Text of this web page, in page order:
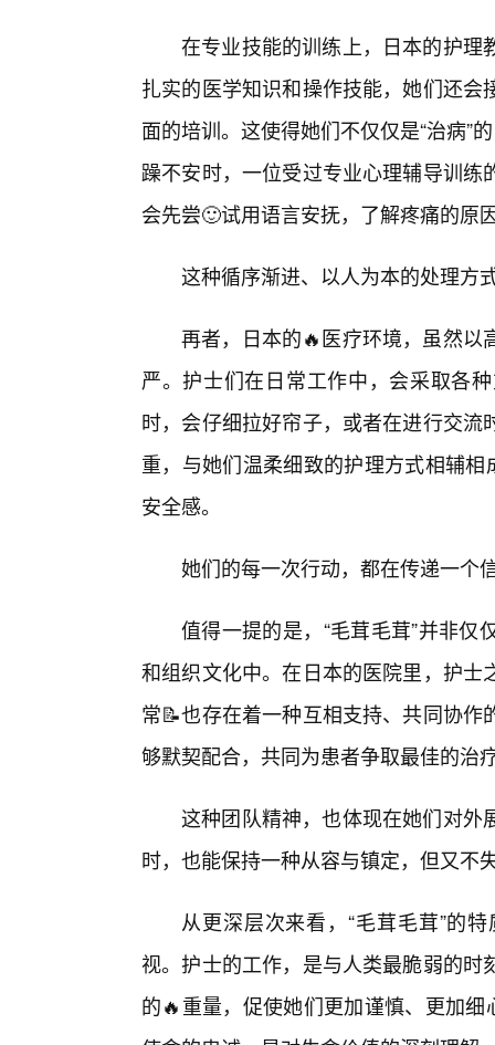
在专业技能的训练上，日本的护理
扎实的医学知识和操作技能，她们还
面的培训。这使得她们不仅仅是“治病”
躁不安时，一位受过专业心理辅导训
会先尝🙂试用语言安抚，了解疼痛的原
这种循序渐进、以人为本的处理方
再者，日本的🔥医疗环境，虽然以
严。护士们在日常工作中，会采取各
时，会仔细拉好帘子，或者在进行交
重，与她们温柔细致的护理方式相辅
安全感。
她们的每一次行动，都在传递一个
值得一提的是，“毛茸毛茸”并非
和组织文化中。在日本的医院里，护
常📝也存在着一种互相支持、共同协
够默契配合，共同为患者争取最佳的治
这种团队精神，也体现在她们对外
时，也能保持一种从容与镇定，但又不
从更深层次来看，“毛茸毛茸”的
视。护士的工作，是与人类最脆弱的
的🔥重量，促使她们更加谨慎、更加